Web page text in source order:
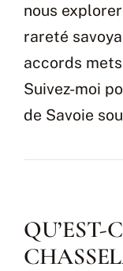
nous
rareté
accords
Suivez-moi
de Savoie
QU’EST-